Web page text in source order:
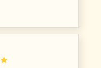
star